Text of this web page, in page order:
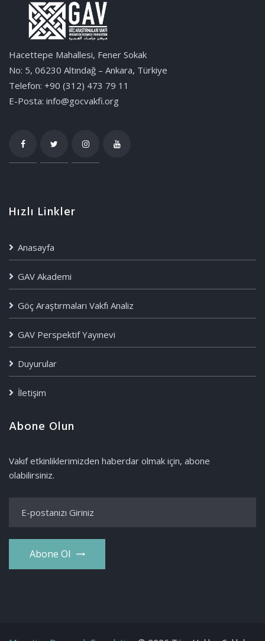
Hacettepe Mahallesi, Fener Sokak
No: 5, 06230 Altındağ – Ankara, Türkiye
Telefon: +90 (312) 473 79 11
E-Posta: info@gocvakfi.org
Hızlı Linkler
Anasayfa
GAV Akademi
Göç Araştırmaları Vakfı Analiz
GAV Perspektif Yayınevi
Duyurular
İletişim
Abone Olun
Vakıf etkinliklerimizden haberdar olmak için, abone
olabilirsiniz.
Abone Ol